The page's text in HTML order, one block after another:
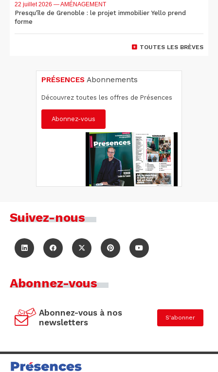
22 juillet 2026 — AMÉNAGEMENT
Presqu'île de Grenoble : le projet immobilier Yello prend
forme
TOUTES LES BRÈVES
PRÉSENCES Abonnements
Découvrez toutes les offres de Présences
Abonnez-vous
Suivez-nous
Abonnez-vous
Abonnez-vous à nos
newsletters
S'abonner